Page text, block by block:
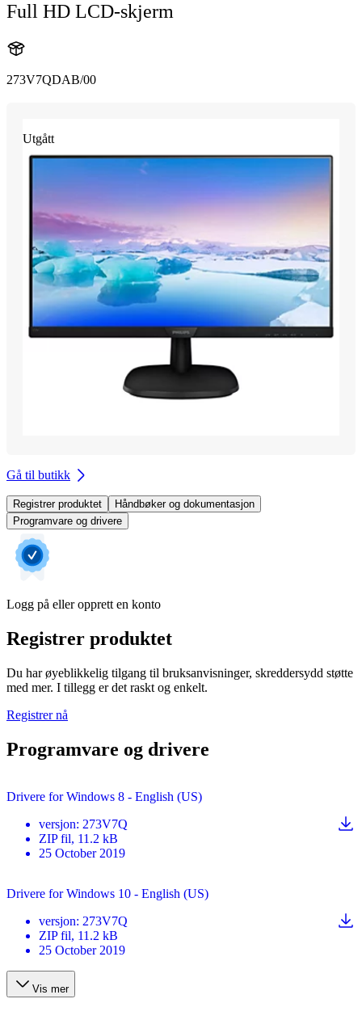
Full HD LCD-skjerm
273V7QDAB/00
Utgått
Gå til butikk
Registrer produktet
Håndbøker og dokumentasjon
Programvare og drivere
Logg på eller opprett en konto
Registrer produktet
Du har øyeblikkelig tilgang til bruksanvisninger, skreddersydd støtte
med mer. I tillegg er det raskt og enkelt.
Registrer nå
Programvare og drivere
Drivere for Windows 8 - English (US)
versjon: 273V7Q
ZIP fil, 11.2 kB
25 October 2019
Drivere for Windows 10 - English (US)
versjon: 273V7Q
ZIP fil, 11.2 kB
25 October 2019
Vis mer